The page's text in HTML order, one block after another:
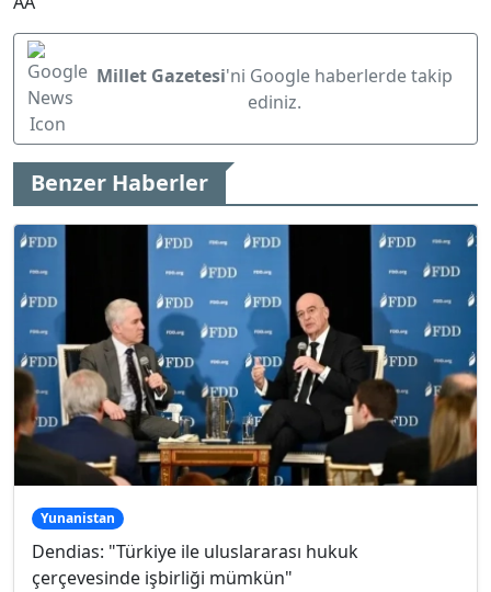
Millet Gazetesi'ni Google haberlerde takip
ediniz.
Benzer Haberler
Yunanistan
Dendias: "Türkiye ile uluslararası hukuk
çerçevesinde işbirliği mümkün"